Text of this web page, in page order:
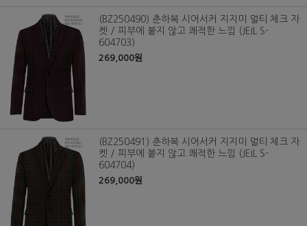
(BZ250490) 춘하복 시어서커 지지미 멀티 체크 자
켓 / 피부에 붙지 않고 쾌적한 느낌 (JEIL S-
604703)
269,000원
(BZ250491) 춘하복 시어서커 지지미 멀티 체크 자
켓 / 피부에 붙지 않고 쾌적한 느낌 (JEIL S-
604704)
269,000원